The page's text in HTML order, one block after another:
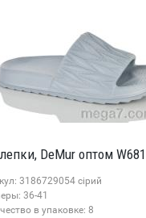
DeMur оптом
3186729054 сірий
36-41
в упаковке: 8